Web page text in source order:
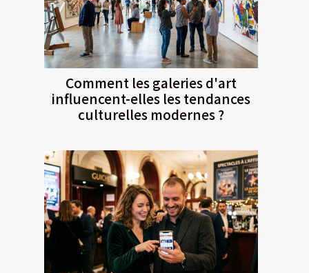
Comment les galeries d'art
influencent-elles les tendances
culturelles modernes ?